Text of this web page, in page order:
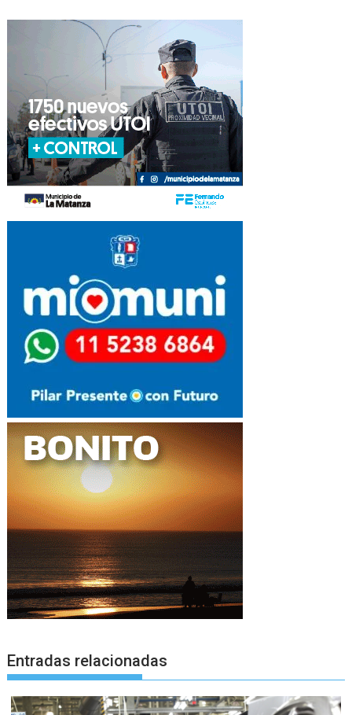
Entradas relacionadas